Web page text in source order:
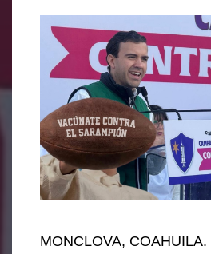
MONCLOVA,